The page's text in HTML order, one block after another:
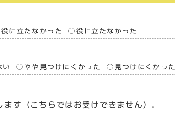
に立たなかった 役に立たなかった
い やや見つけにくかった 見つけにくかった
す（こちらではお受けできません）。